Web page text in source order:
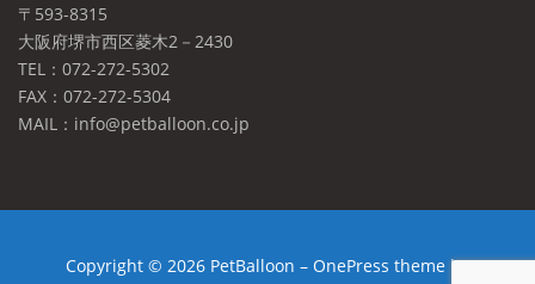
〒593-8315
大阪府堺市西区菱木2－2430
TEL：072-272-5302
FAX：072-272-5304
MAIL：info@petballoon.co.jp
Copyright © 2026 PetBalloon – OnePress theme by